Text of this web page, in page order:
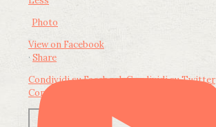
Photo
View on Facebook
· Share
Condividi su FacebookCondividi su Twitter
Condividi su LinkedIn